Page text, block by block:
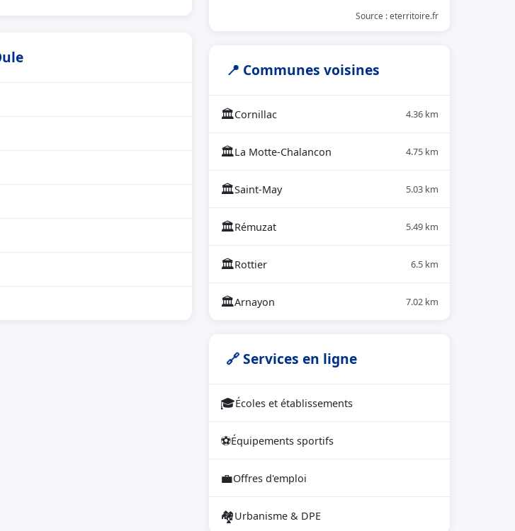
Source : eterritoire.fr
📍 Communes voisines
🏛Cornillac 4.36 km
🏛La Motte-Chalancon 4.75 km
🏛Saint-May 5.03 km
🏛Rémuzat 5.49 km
🏛Rottier 6.5 km
🏛Arnayon 7.02 km
🔗 Services en ligne
🎓Écoles et établissements
⚽Équipements sportifs
💼Offres d'emploi
🏘Urbanisme & DPE